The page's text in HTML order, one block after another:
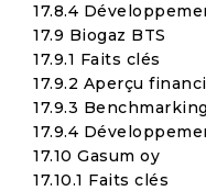
17.8.4
17.9 Biogaz BTS
17.9.1 Faits clés
17.9.2 Aperçu
17.9.3
17.9.4
17.10 Gasum oy
17.10.1 Faits clés